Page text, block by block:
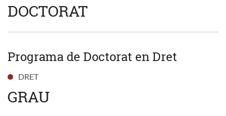
DOCTORAT
Programa de Doctorat en Dret
DRET
GRAU